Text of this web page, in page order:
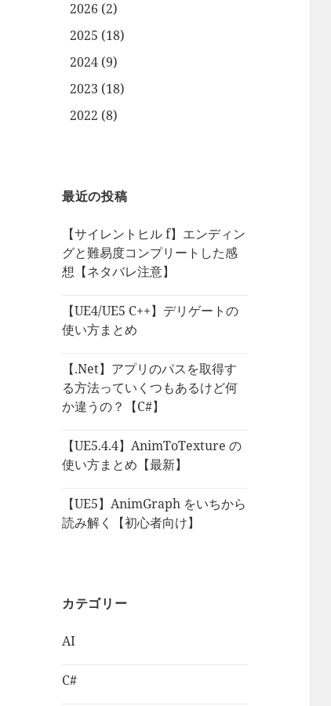
2026 (2)
2025 (18)
2024 (9)
2023 (18)
2022 (8)
最近の投稿
【サイレントヒル f】エンディン
グと難易度コンプリートした感
想【ネタバレ注意】
【UE4/UE5 C++】デリゲートの
使い方まとめ
【.Net】アプリのパスを取得す
る方法っていくつもあるけど何
か違うの？【C#】
【UE5.4.4】AnimToTexture の
使い方まとめ【最新】
【UE5】AnimGraph をいちから
読み解く【初心者向け】
カテゴリー
AI
C#